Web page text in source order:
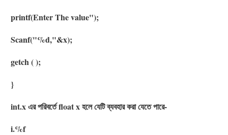
printf(Enter The value");
Scanf("%d,"&x);
getch ( );
}
int.x এর পরিবর্তে float x হলে যেটি ব্যবহার করা যেতে পারে-
i.%f